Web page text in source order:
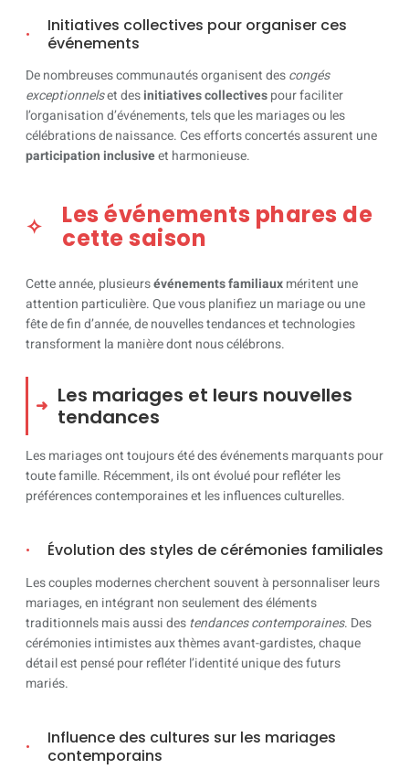
Initiatives collectives pour organiser ces
événements
De nombreuses communautés organisent descongés
exceptionnelset desinitiatives collectivespour faciliter
l’organisation d’événements, tels que les mariages ou les
célébrations de naissance. Ces efforts concertés assurent une
participation inclusiveet harmonieuse.
Les événements phares de
cette saison
Cette année, plusieursévénements familiauxméritent une
attention particulière. Que vous planifiez un mariage ou une
fête de fin d’année, de nouvelles tendances et technologies
transforment la manière dont nous célébrons.
Les mariages et leurs nouvelles
tendances
Les mariages ont toujours été des événements marquants pour
toute famille. Récemment, ils ont évolué pour refléter les
préférences contemporaines et les influences culturelles.
Évolution des styles de cérémonies familiales
Les couples modernes cherchent souvent à personnaliser leurs
mariages, en intégrant non seulement des éléments
traditionnels mais aussi destendances contemporaines. Des
cérémonies intimistes aux thèmes avant-gardistes, chaque
détail est pensé pour refléter l’identité unique des futurs
mariés.
Influence des cultures sur les mariages
contemporains